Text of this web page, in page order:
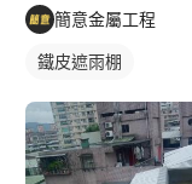
簡意金屬工程
鐵皮遮雨棚